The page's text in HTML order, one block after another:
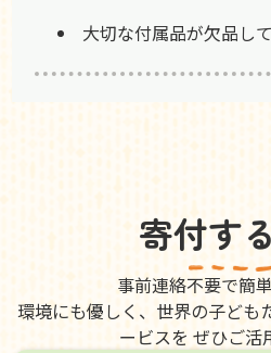
大切な付属品が欠品し
寄付す
事前連絡不要で簡
環境にも優しく、世界の子ども
ービスを ぜひご活